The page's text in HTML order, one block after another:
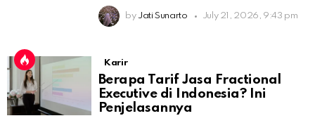
by Jati Sunarto July 21, 2026, 9:43 pm
Karir
Berapa Tarif Jasa Fractional
Executive di Indonesia? Ini
Penjelasannya